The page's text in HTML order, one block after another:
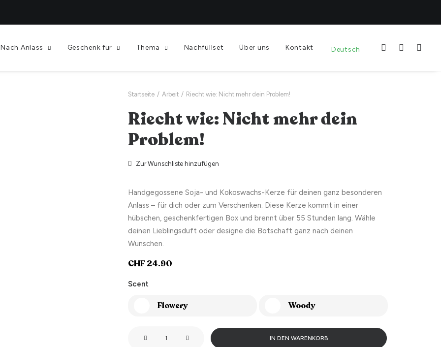
Nach Anlass Geschenk für Thema Nachfüllset Über uns Kontakt Deutsch
Startseite Arbeit Riecht wie: Nicht mehr dein Problem!
Riecht wie: Nicht mehr dein
Problem!
Zur Wunschliste hinzufügen
Handgegossene Soja- und Kokoswachs-Kerze für deinen ganz besonderen
Anlass – für dich oder zum Verschenken. Diese Kerze kommt in einer
hübschen, geschenkfertigen Box und brennt über 55 Stunden lang. Wähle
deinen Lieblingsduft oder designe die Botschaft ganz nach deinen
Wünschen.
CHF24.90
Scent
Flowery Woody
IN DEN WARENKORB